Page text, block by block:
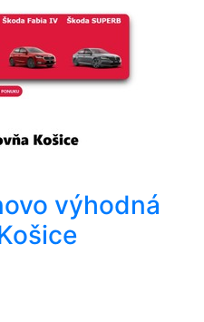
výhodná